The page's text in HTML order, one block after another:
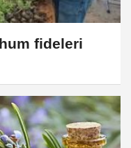
fideleri